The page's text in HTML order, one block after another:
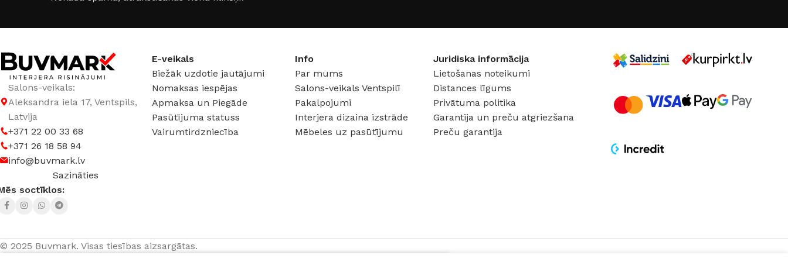
Marmors ,Stikls
Salons-veikals:
Aleksandra iela 17, Ventspils,
Latvija
+371 22 00 33 68
+371 26 18 58 94
info@buvmark.lv
Sazināties
soctīklos:
E-veikals
Biežāk uzdotie jautājumi
Nomaksas iespējas
Apmaksa un Piegāde
Pasūtījuma statuss
Vairumtirdzniecība
Info
Par mums
Salons-veikals Ventspilī
Pakalpojumi
Interjera dizaina izstrāde
Mēbeles uz pasūtījumu
Juridiska informācija
Lietošanas noteikumi
Distances līgums
Privātuma politika
Garantija un preču atgriezšana
Preču garantija
© 2025 Buvmark. Visas tiesības aizsargātas.